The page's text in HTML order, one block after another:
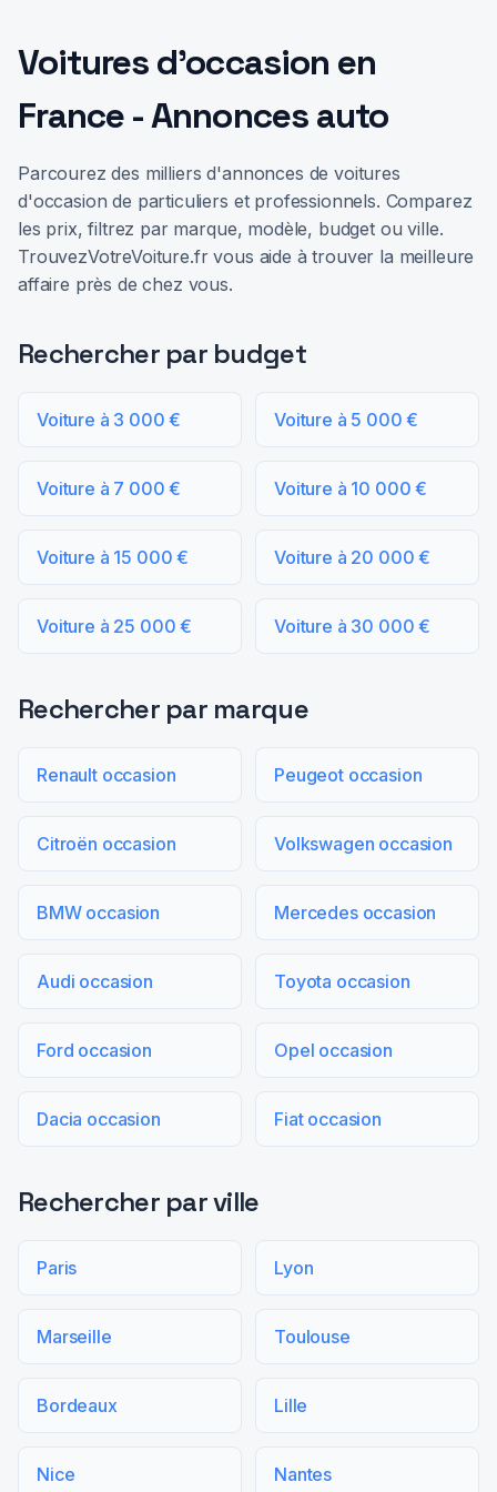
Voitures d'occasion en
France - Annonces auto
Parcourez des milliers d'annonces de voitures
d'occasion de particuliers et professionnels. Comparez
les prix, filtrez par marque, modèle, budget ou ville.
TrouvezVotreVoiture.fr vous aide à trouver la meilleure
affaire près de chez vous.
Rechercher par budget
Voiture à 3 000 € Voiture à 5 000 €
Voiture à 7 000 € Voiture à 10 000 €
Voiture à 15 000 € Voiture à 20 000 €
Voiture à 25 000 € Voiture à 30 000 €
Rechercher par marque
Renault occasion Peugeot occasion
Citroën occasion Volkswagen occasion
BMW occasion Mercedes occasion
Audi occasion Toyota occasion
Ford occasion Opel occasion
Dacia occasion Fiat occasion
Rechercher par ville
Paris Lyon
Marseille Toulouse
Bordeaux Lille
Nice Nantes